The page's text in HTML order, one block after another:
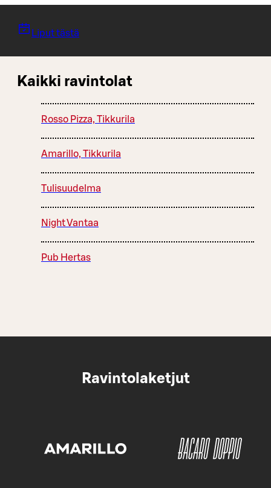
Liput tästä
Kaikki ravintolat
Rosso Pizza, Tikkurila
Amarillo, Tikkurila
Tulisuudelma
Night Vantaa
Pub Hertas
Ravintolaketjut